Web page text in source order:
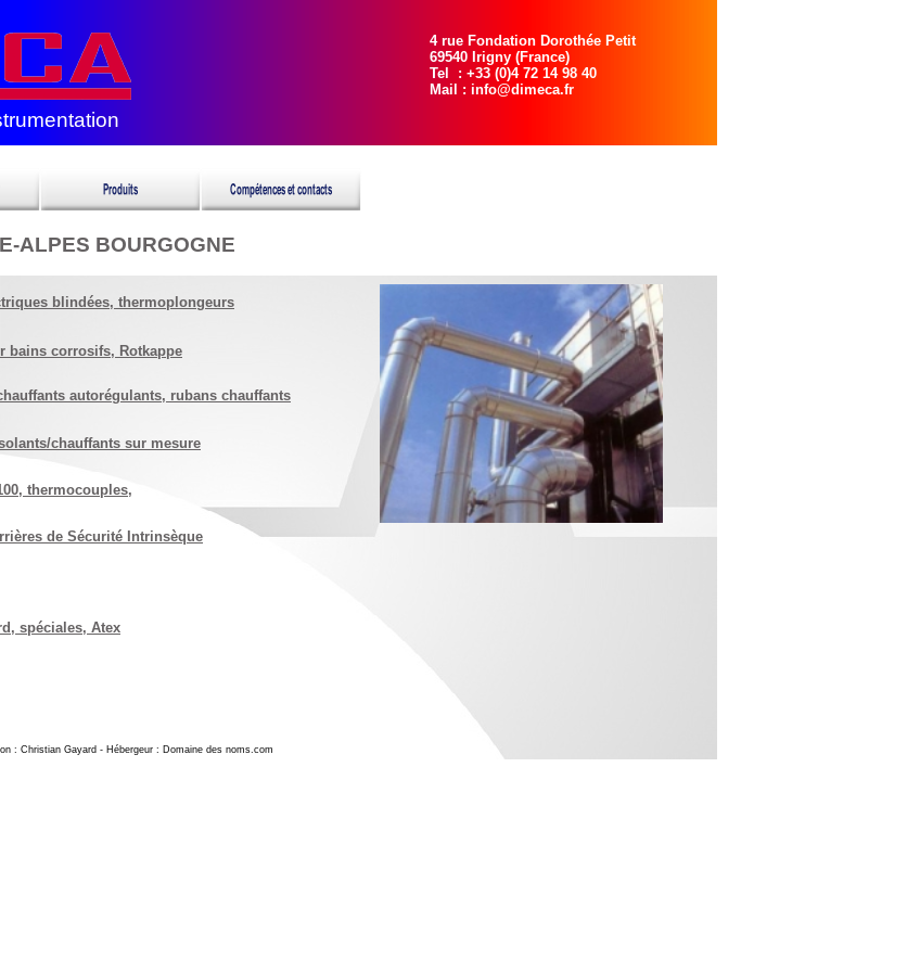
: Christian Gayard - Hébergeur : Domaine des noms.com
autorégulants, rubans chauffants
ALPES BOURGOGNE
blindées, thermoplongeurs
bains corrosifs, Rotkappe
thermocouples,
de Sécurité Intrinsèque
4 rue Fondation Dorothée Petit
69540 Irigny (France)
Tel : +33 (0)4 72 14 98 40
Mail : info@dimeca.fr
spéciales, Atex
chauffants sur mesure